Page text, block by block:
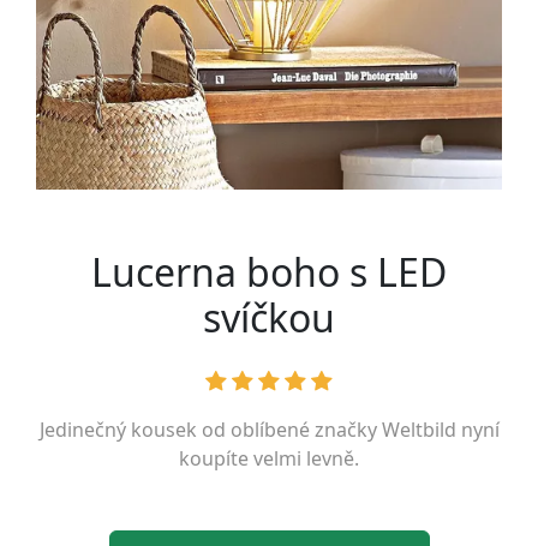
Lucerna boho s LED
svíčkou
Jedinečný kousek od oblíbené značkyWeltbild nyní
koupíte velmi levně.